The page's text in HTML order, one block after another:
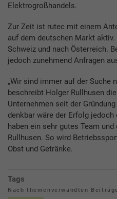
Elektrogroßhandels.
Zur Zeit ist rutec mit einem
auf dem deutschen Markt
Schweiz und nach Österreich.
jedoch zunehmend Anfragen
„Wir sind immer auf der Suche
beschreibt Holger Rullhusen
Unternehmen seit der
denkbar wäre der Erfolg jedoch
haben ein sehr gutes Team
Rullhusen. So wird
Obst und Getränke.
Tags
Nach themenverwandten